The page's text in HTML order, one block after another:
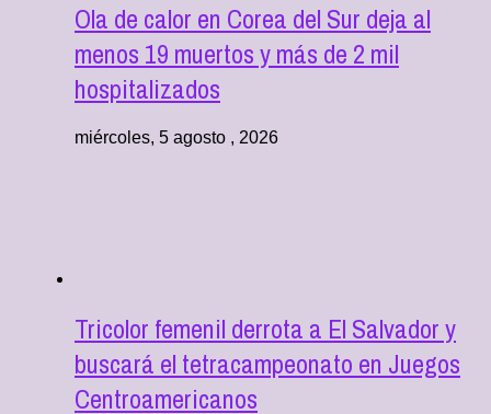
Ola de calor en Corea del Sur deja al
menos 19 muertos y más de 2 mil
hospitalizados
miércoles, 5 agosto , 2026
Tricolor femenil derrota a El Salvador y
buscará el tetracampeonato en Juegos
Centroamericanos